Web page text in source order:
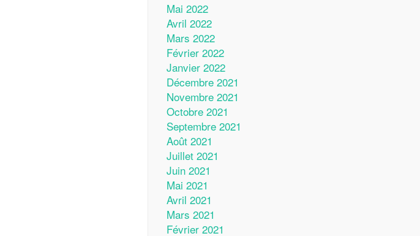
Mai 2022
Avril 2022
Mars 2022
Février 2022
Janvier 2022
Décembre 2021
Novembre 2021
Octobre 2021
Septembre 2021
Août 2021
Juillet 2021
Juin 2021
Mai 2021
Avril 2021
Mars 2021
Février 2021